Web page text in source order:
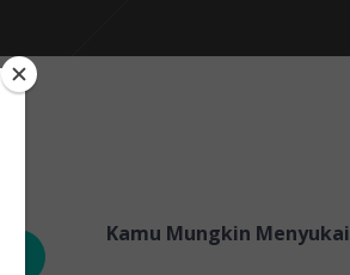
Kamu Mungkin Menyukai